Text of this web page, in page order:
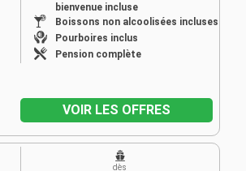
bienvenue incluse
Boissons non alcoolisées incluses
Pourboires inclus
Pension complète
VOIR LES OFFRES
dès